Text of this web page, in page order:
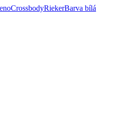
CrossbodyRiekerBarva bílá